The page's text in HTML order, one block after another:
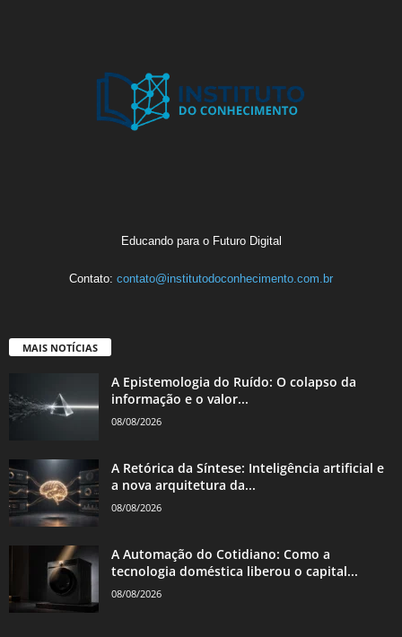
Educando para o Futuro Digital
Contato: contato@institutodoconhecimento.com.br
MAIS NOTÍCIAS
A Epistemologia do Ruído: O colapso da
informação e o valor...
08/08/2026
A Retórica da Síntese: Inteligência artificial e
a nova arquitetura da...
08/08/2026
A Automação do Cotidiano: Como a
tecnologia doméstica liberou o capital...
08/08/2026